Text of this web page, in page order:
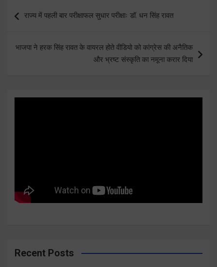
navigation
राज्य में पहली बार परीक्षाफल सुधार परीक्षाः डॉ. धन सिंह रावत
भाजपा ने हरक सिंह रावत के वायरल होते वीडियो को कांग्रेस की अनैतिक
और भ्रष्ट संस्कृति का नमूना करार दिया
Recent Posts